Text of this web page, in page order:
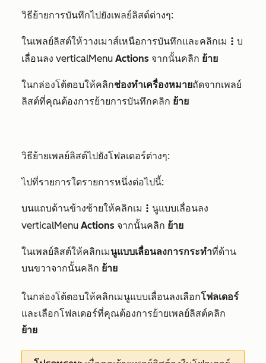
วิธีย้ายการบันทึกไปยังเพลย์ลิสต์ต่างๆ:
ในเพลย์ลิสต์ให้วางเมาส์เหนือการบันทึกและคลิกเม verticalMenu บ
เลื่อนลง verticalMenu Actions จากนั้นคลิก ย้าย
ในกล่องโต้ตอบให้คลิกช่องทำเครื่องหมายถัดจากเพลย์
ลิสต์ที่คุณต้องการย้ายการบันทึกคลิก ย้าย
วิธีย้ายเพลย์ลิสต์ไปยังโฟลเดอร์ต่างๆ:
ไปที่รายการใดรายการหนึ่งต่อไปนี้:
บนแถบด้านข้างซ้ายให้คลิกเม verticalMenu นูแบบเลื่อนลง
verticalMenu Actions จากนั้นคลิก ย้าย
ในเพลย์ลิสต์ให้คลิกเมนูแบบเลื่อนลงการกระทำที่ด้าน
บนขวาจากนั้นคลิก ย้าย
ในกล่องโต้ตอบให้คลิกเมนูแบบเลื่อนลงเลือกโฟลเดอร์
และเลือกโฟลเดอร์ที่คุณต้องการย้ายเพลย์ลิสต์คลิก
ย้าย